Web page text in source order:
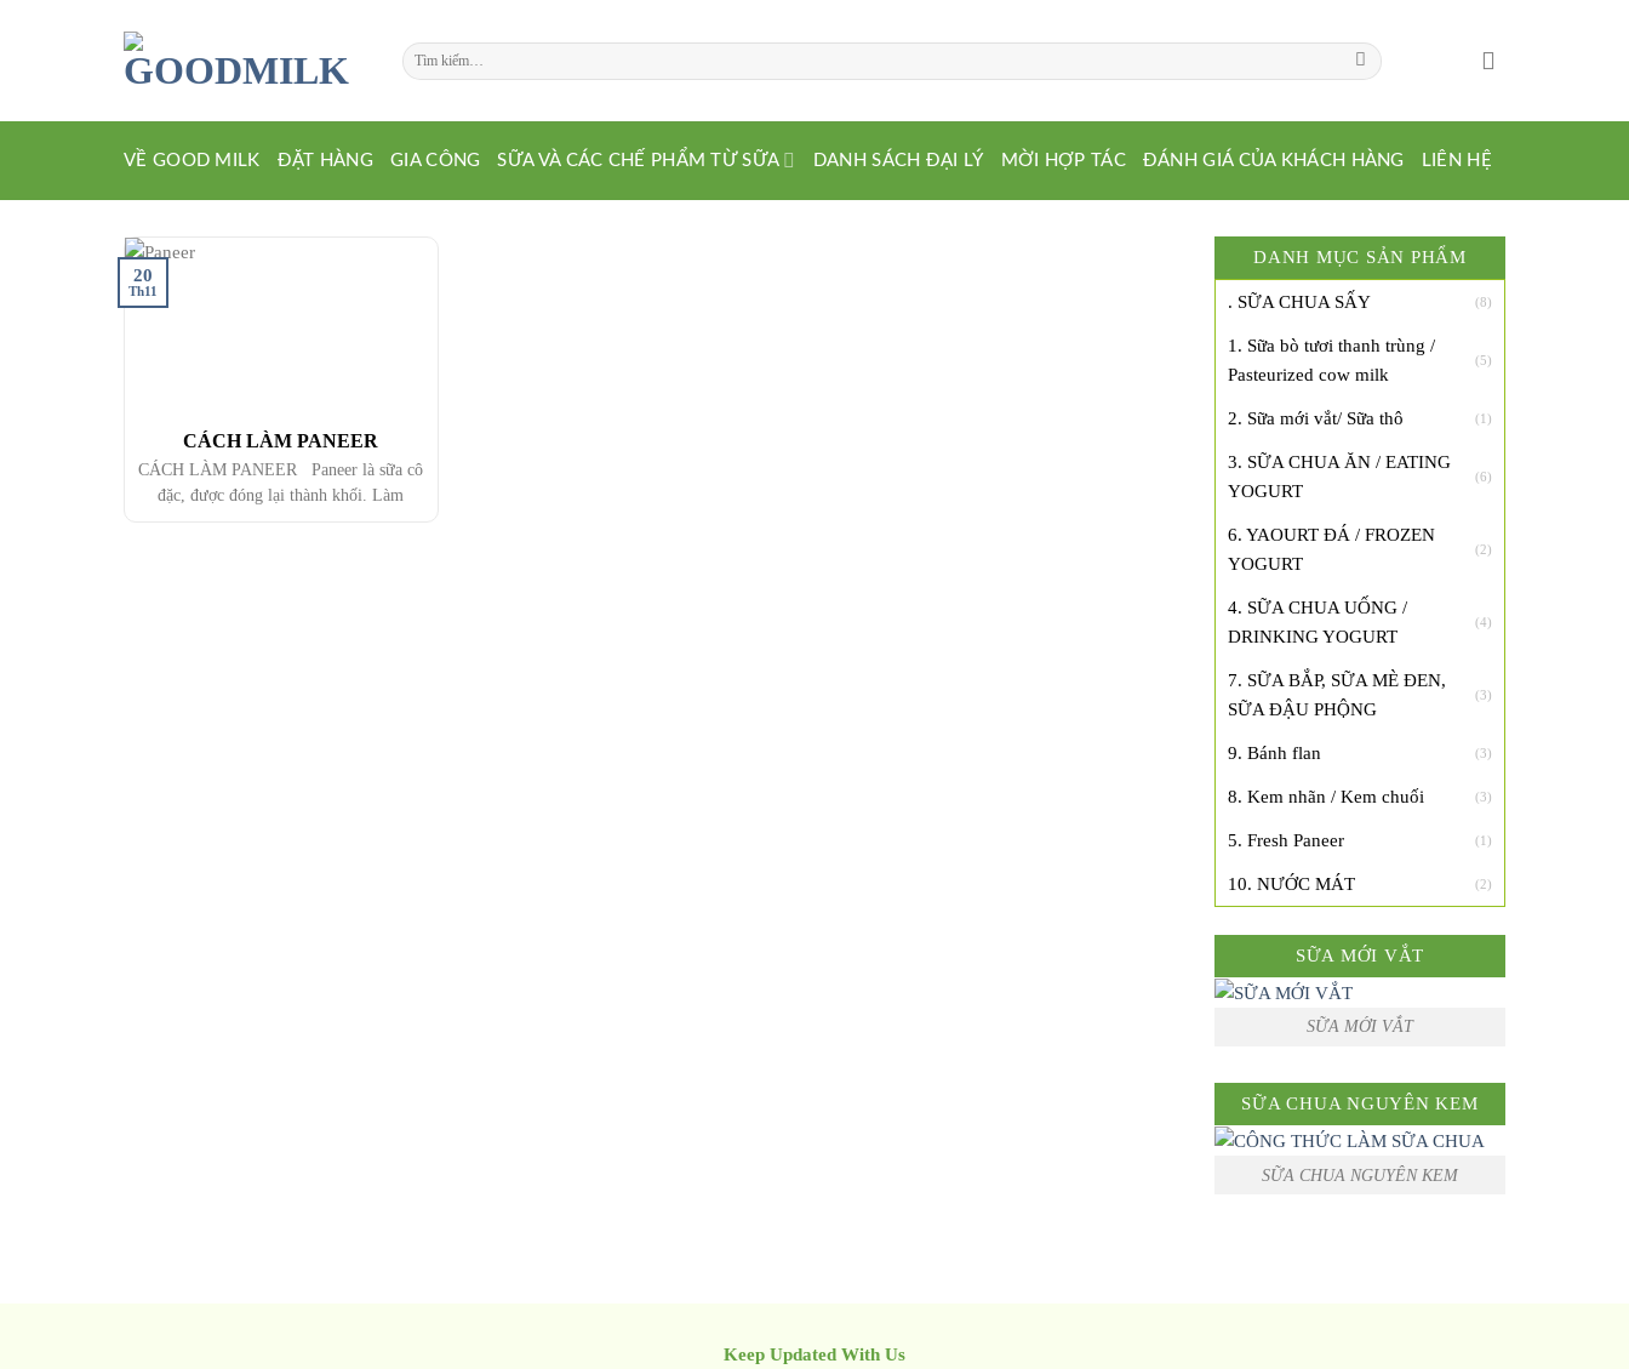
Tìm
kiếm:
VỀ GOOD MILK ĐẶT HÀNG GIA CÔNG SỮA VÀ CÁC CHẾ PHẨM TỪ SỮA DANH SÁCH ĐẠI LÝ MỜI HỢP TÁC ĐÁNH GIÁ CỦA KHÁCH HÀNG LIÊN HỆ
CÁCH LÀM PANEER
CÁCH LÀM PANEER Paneer là sữa cô
đặc, được đóng lại thành khối. Làm
20
Th11
DANH MỤC SẢN PHẨM
. SỮA CHUA SẤY (8)
1. Sữa bò tươi thanh trùng /
Pasteurized cow milk
(5)
2. Sữa mới vắt/ Sữa thô (1)
3. SỮA CHUA ĂN / EATING
YOGURT
(6)
6. YAOURT ĐÁ / FROZEN
YOGURT
(2)
4. SỮA CHUA UỐNG /
DRINKING YOGURT
(4)
7. SỮA BẮP, SỮA MÈ ĐEN,
SỮA ĐẬU PHỘNG
(3)
9. Bánh flan (3)
8. Kem nhãn / Kem chuối (3)
5. Fresh Paneer (1)
10. NƯỚC MÁT (2)
SỮA MỚI VẮT
SỮA MỚI VẮT
SỮA CHUA NGUYÊN KEM
SỮA CHUA NGUYÊN KEM
Keep Updated With Us